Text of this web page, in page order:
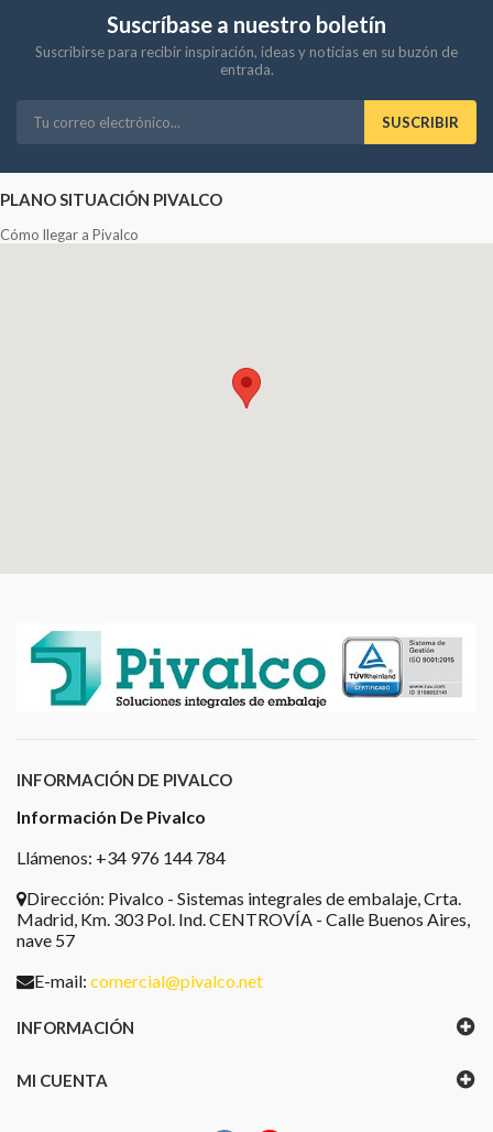
Suscríbase a nuestro boletín
Suscribirse para recibir inspiración, ideas y noticias en su buzón de
entrada.
SUSCRIBIR
PLANO SITUACIÓN PIVALCO
Cómo llegar a Pivalco
INFORMACIÓN DE PIVALCO
Información De Pivalco
Llámenos: +34 976 144 784
Dirección: Pivalco - Sistemas integrales de embalaje, Crta.
Madrid, Km. 303 Pol. Ind. CENTROVÍA - Calle Buenos Aires,
nave 57
E-mail: comercial@pivalco.net
INFORMACIÓN
MI CUENTA